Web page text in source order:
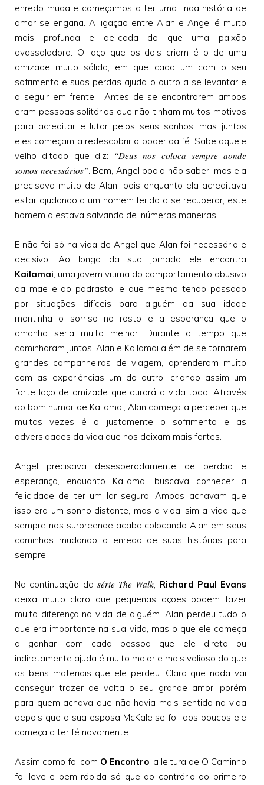
enredo muda e começamos a ter uma linda história de
amor se engana. A ligação entre Alan e Angel é muito
mais profunda e delicada do que uma paixão
avassaladora. O laço que os dois criam é o de uma
amizade muito sólida, em que cada um com o seu
sofrimento e suas perdas ajuda o outro a se levantar e
a seguir em frente. Antes de se encontrarem ambos
eram pessoas solitárias que não tinham muitos motivos
para acreditar e lutar pelos seus sonhos, mas juntos
eles começam a redescobrir o poder da fé. Sabe aquele
velho ditado que diz:
“Deus nos coloca sempre aonde
somos necessários”. Bem, Angel podia não saber, mas ela
precisava muito de Alan, pois enquanto ela acreditava
estar ajudando a um homem ferido a se recuperar, este
homem a estava salvando de inúmeras maneiras.
E não foi só na vida de Angel que Alan foi necessário e
decisivo. Ao longo da sua jornada ele encontra
Kailamai, uma jovem vitima do comportamento abusivo
da mãe e do padrasto, e que mesmo tendo passado
por situações difíceis para alguém da sua idade
mantinha o sorriso no rosto e a esperança que o
amanhã seria muito melhor. Durante o tempo que
caminharam juntos, Alan e Kailamai além de se tornarem
grandes companheiros de viagem, aprenderam muito
com as experiências um do outro, criando assim um
forte laço de amizade que durará a vida toda. Através
do bom humor de Kailamai, Alan começa a perceber que
muitas vezes é o justamente o sofrimento e as
adversidades da vida que nos deixam mais fortes.
Angel precisava desesperadamente de perdão e
esperança, enquanto Kailamai buscava conhecer a
felicidade de ter um lar seguro. Ambas achavam que
isso era um sonho distante, mas a vida, sim a vida que
sempre nos surpreende acaba colocando Alan em seus
caminhos mudando o enredo de suas histórias para
sempre.
Na continuação da série The Walk, Richard Paul Evans
deixa muito claro que pequenas ações podem fazer
muita diferença na vida de alguém. Alan perdeu tudo o
que era importante na sua vida, mas o que ele começa
a ganhar com cada pessoa que ele direta ou
indiretamente ajuda é muito maior e mais valioso do que
os bens materiais que ele perdeu. Claro que nada vai
conseguir trazer de volta o seu grande amor, porém
para quem achava que não havia mais sentido na vida
depois que a sua esposa McKale se foi, aos poucos ele
começa a ter fé novamente.
Assim como foi com O Encontro, a leitura de O Caminho
foi leve e bem rápida só que ao contrário do primeiro